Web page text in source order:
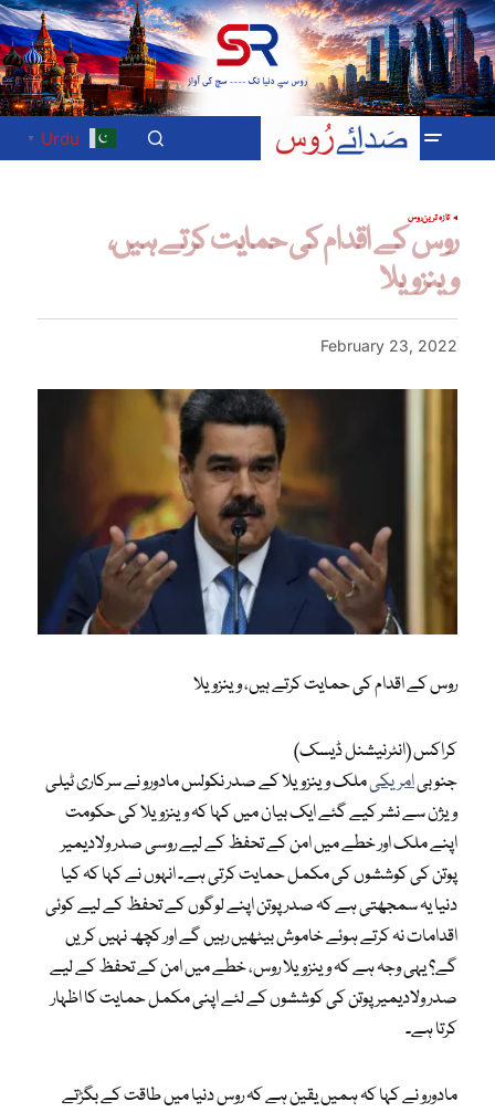
Urdu
▼
تازہ ترینروس
روس کے اقدام کی حمایت کرتے ہیں،
وینزویلا
February 23, 2022
روس کے اقدام کی حمایت کرتے ہیں، وینزویلا
کراکس (انٹرنیشنل ڈیسک)
جنوبیامریکیملک وینزویلا کے صدر نکولس مادورو نے سرکاری ٹیلی
ویژن سے نشر کیے گئے ایک بیان میں کہا کہ وینزویلا کی حکومت
اپنے ملک اور خطے میں امن کے تحفظ کے لیے روسی صدر ولادیمیر
پوتن کی کوششوں کی مکمل حمایت کرتی ہے۔ انہوں نے کہا کہ کیا
دنیا یہ سمجھتی ہے کہ صدر پوتن اپنے لوگوں کے تحفظ کے لیے کوئی
اقدامات نہ کرتے ہوئے خاموش بیٹھیں رہیں گے اور کچھ نہیں کریں
گے؟ یہی وجہ ہے کہ وینزویلا روس، خطے میں امن کے تحفظ کے لیے
صدر ولادیمیر پوتن کی کوششوں کے لئے اپنی مکمل حمایت کا اظہار
کرتا ہے۔
مادورو نے کہا کہ ہمیں یقین ہے کہ روس دنیا میں طاقت کے بگڑتے